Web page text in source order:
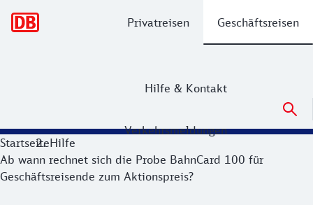
Privatreisen Geschäftsreisen
Hilfe & Kontakt
Verkehrsmeldungen
StartseiteHilfe
Ab wann rechnet sich die Probe BahnCard 100 für
Geschäftsreisende zum Aktionspreis?